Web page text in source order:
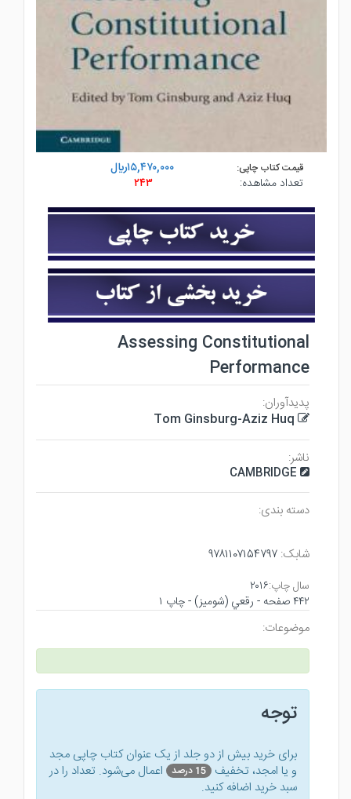
قیمت کتاب چاپی:
۱۵,۴۷۰,۰۰۰ريال
تعداد مشاهده:
۲۴۳
Assessing Constitutional
Performance
پدیدآوران:
Tom Ginsburg-Aziz Huq
ناشر:
CAMBRIDGE
دسته بندی:
شابک: ۹۷۸۱۱۰۷۱۵۴۷۹۷
سال چاپ:۲۰۱۶
۴۴۲ صفحه - رقعي (شوميز) - چاپ ۱
موضوعات:
توجه
برای خرید بیش از دو جلد از یک عنوان کتاب‌ چاپی مجد
و یا امجد، تخفیف 15 درصد
اعمال می‌شود. تعداد را در
سبد خرید اضافه کنید.